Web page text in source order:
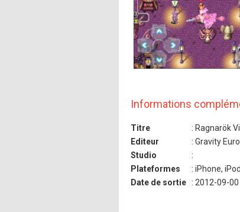
Informations
Titre
: Ragnarök
Editeur
: Gravity
Studio
:
Plateformes
: iPhone,
Date de sortie
: 2012-09-00